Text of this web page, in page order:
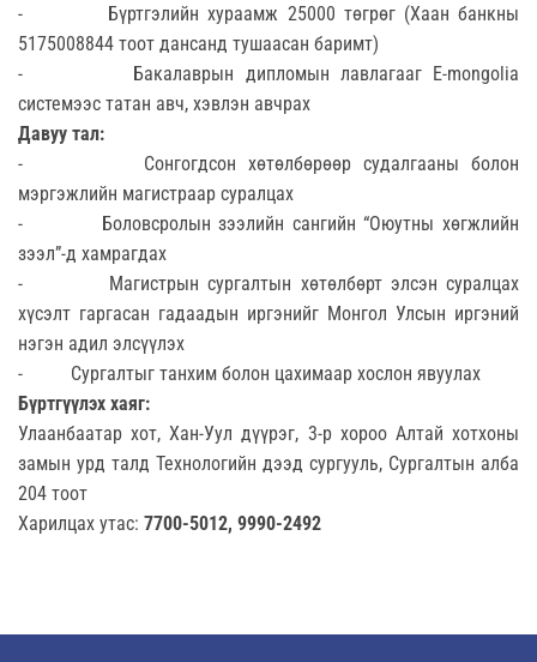
- Бүртгэлийн хураамж 25000 төгрөг (Хаан банкны
5175008844 тоот дансанд тушаасан баримт)
- Бакалаврын дипломын лавлагааг E-mongolia
системээс татан авч, хэвлэн авчрах
Давуу тал:
- Сонгогдсон хөтөлбөрөөр судалгааны болон
мэргэжлийн магистраар суралцах
- Боловсролын зээлийн сангийн “Оюутны хөгжлийн
зээл”-д хамрагдах
- Магистрын сургалтын хөтөлбөрт элсэн суралцах
хүсэлт гаргасан гадаадын иргэнийг Монгол Улсын иргэний
нэгэн адил элсүүлэх
- Сургалтыг танхим болон цахимаар хослон явуулах
Бүртгүүлэх хаяг:
Улаанбаатар хот, Хан-Уул дүүрэг, 3-р хороо Алтай хотхоны
замын урд талд Технологийн дээд сургууль, Сургалтын алба
204 тоот
Харилцах утас: 7700-5012, 9990-2492